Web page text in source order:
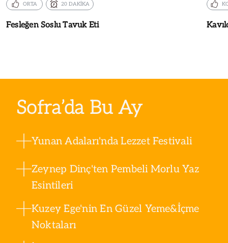
ORTA 20 DAKİKA
Fesleğen Soslu Tavuk Eti
Sofra’da Bu Ay
Yunan Adaları'nda Lezzet Festivali
Zeynep Dinç'ten Pembeli Morlu Yaz
Esintileri
Kuzey Ege'nin En Güzel Yeme&İçme
Noktaları